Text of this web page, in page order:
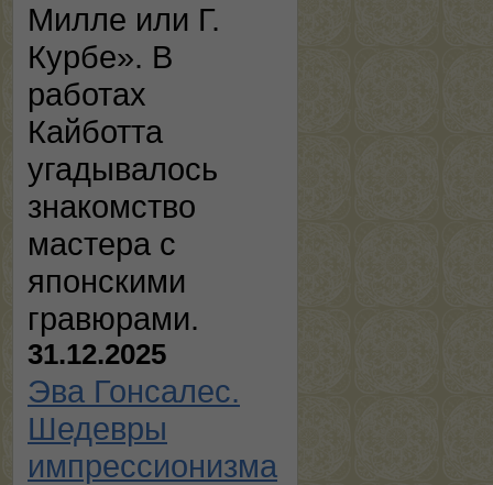
Милле или Г.
Курбе». В
работах
Кайботта
угадывалось
знакомство
мастера с
японскими
гравюрами.
31.12.2025
Эва Гонсалес.
Шедевры
импрессионизма